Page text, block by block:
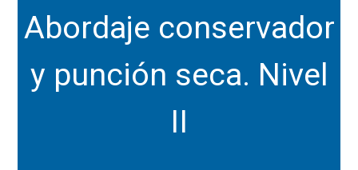
Abordaje conservador
y punción seca. Nivel
II